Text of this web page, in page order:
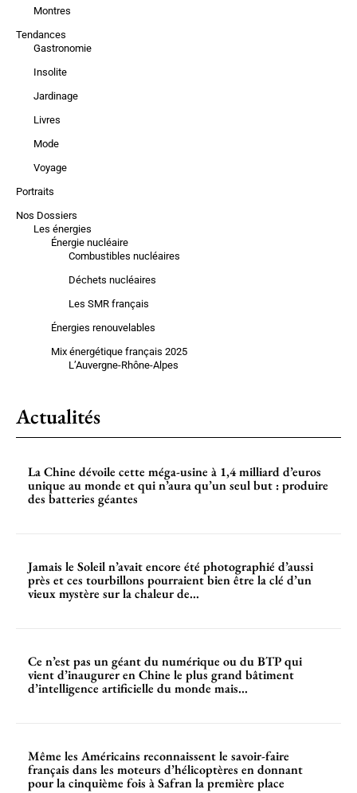
Montres
Tendances
Gastronomie
Insolite
Jardinage
Livres
Mode
Voyage
Portraits
Nos Dossiers
Les énergies
Énergie nucléaire
Combustibles nucléaires
Déchets nucléaires
Les SMR français
Énergies renouvelables
Mix énergétique français 2025
L’Auvergne-Rhône-Alpes
Actualités
La Chine dévoile cette méga-usine à 1,4 milliard d’euros
unique au monde et qui n’aura qu’un seul but : produire
des batteries géantes
Jamais le Soleil n’avait encore été photographié d’aussi
près et ces tourbillons pourraient bien être la clé d’un
vieux mystère sur la chaleur de...
Ce n’est pas un géant du numérique ou du BTP qui
vient d’inaugurer en Chine le plus grand bâtiment
d’intelligence artificielle du monde mais...
Même les Américains reconnaissent le savoir-faire
français dans les moteurs d’hélicoptères en donnant
pour la cinquième fois à Safran la première place